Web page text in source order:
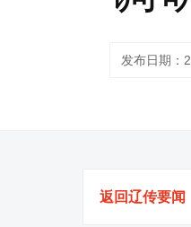
发布日期：
返回辽传要闻